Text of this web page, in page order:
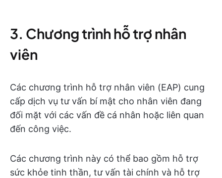
3. Chương trình hỗ trợ nhân
viên
Các chương trình hỗ trợ nhân viên (EAP) cung
cấp dịch vụ tư vấn bí mật cho nhân viên đang
đối mặt với các vấn đề cá nhân hoặc liên quan
đến công việc.
Các chương trình này có thể bao gồm hỗ trợ
sức khỏe tinh thần, tư vấn tài chính và hỗ trợ